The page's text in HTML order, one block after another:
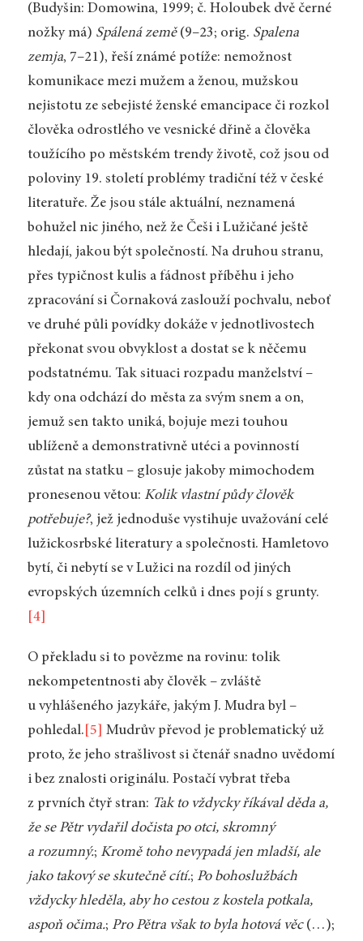
(Budyšin: Domowina, 1999; č. Holoubek dvě černé
nožky má) Spálená země(9–23; orig. Spalena
zemja, 7–21), řeší známé potíže: nemožnost
komunikace mezi mužem a ženou, mužskou
nejistotu ze sebejisté ženské emancipace či rozkol
člověka odrostlého ve vesnické dřině a člověka
toužícího po městském trendy životě, což jsou od
poloviny 19. století problémy tradiční též v české
literatuře. Že jsou stále aktuální, neznamená
bohužel nic jiného, než že Češi i Lužičané ještě
hledají, jakou být společností. Na druhou stranu,
přes typičnost kulis a fádnost příběhu i jeho
zpracování si Čornaková zaslouží pochvalu, neboť
ve druhé půli povídky dokáže v jednotlivostech
překonat svou obvyklost a dostat se k něčemu
podstatnému. Tak situaci rozpadu manželství –
kdy ona odchází do města za svým snem a on,
jemuž sen takto uniká, bojuje mezi touhou
ublíženě a demonstrativně utéci a povinností
zůstat na statku – glosuje jakoby mimochodem
pronesenou větou: Kolik vlastní půdy člověk
potřebuje?, jež jednoduše vystihuje uvažování celé
lužickosrbské literatury a společnosti. Hamletovo
bytí, či nebytí se v Lužici na rozdíl od jiných
evropských územních celků i dnes pojí s grunty.
[4]
O překladu si to povězme na rovinu: tolik
nekompetentnosti aby člověk – zvláště
u vyhlášeného jazykáře, jakým J. Mudra byl –
pohledal. [5]
Mudrův převod je problematický už
proto, že jeho strašlivost si čtenář snadno uvědomí
i bez znalosti originálu. Postačí vybrat třeba
z prvních čtyř stran: Tak to vždycky říkával děda a,
že se Pětr vydařil dočista po otci, skromný
a rozumný.; Kromě toho nevypadá jen mladší, ale
jako takový se skutečně cítí.; Po bohoslužbách
vždycky hleděla, aby ho cestou z kostela potkala,
aspoň očima.; Pro Pětra však to byla hotová věc(…);